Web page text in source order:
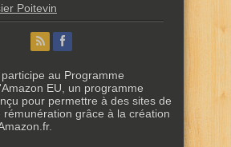
Poitevin
au Programme
EU, un programme
pour permettre à des sites de
rémunération grâce à la création